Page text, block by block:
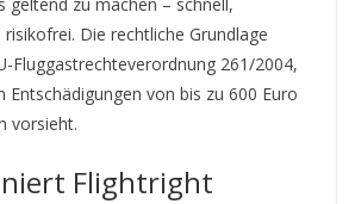
Die rechtliche Grundlage
Fluggastrechteverordnung 261/2004,
Entschädigungen von bis zu 600 Euro
vorsieht.
Flightright